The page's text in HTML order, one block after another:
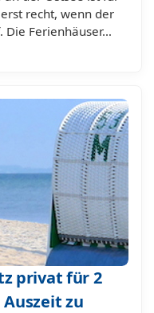
recht, wenn der
Die Ferienhäuser…
privat für 2
zu